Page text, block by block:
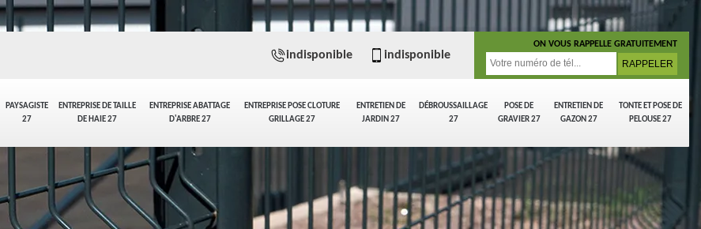
PAYSAGISTE
27
ENTREPRISE DE TAILLE
DE HAIE 27
ENTREPRISE ABATTAGE
D'ARBRE 27
ENTREPRISE POSE CLOTURE
GRILLAGE 27
ENTRETIEN DE
JARDIN 27
DÉBROUSSAILLAGE
27
POSE DE
GRAVIER 27
ENTRETIEN DE
GAZON 27
TONTE ET POSE DE
PELOUSE 27
indisponible indisponible
ON VOUS RAPPELLE GRATUITEMENT